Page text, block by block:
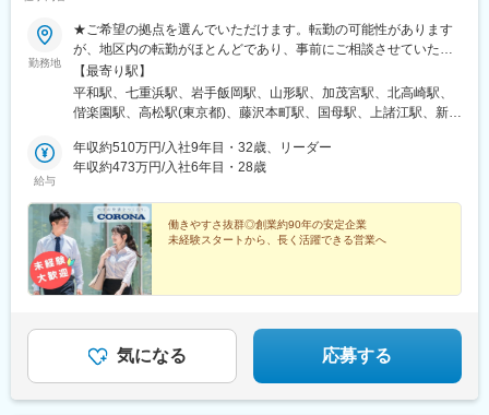
勤務地
★ご希望の拠点を選んでいただけます。転勤の可能性があります
が、地区内の転勤がほとんどであり、事前にご相談させていただ
きます。＜北海道地区＞・北海道／札幌市・函館市＜北東北地区
＞・岩手県／盛岡市・山形県／山形市＜関東地区＞・埼玉県／さ
いたま市・群馬県／高崎市・茨城県／水戸市・東京都／立川市・
県／金沢市・富山県／富山市・福井県／福井市・長野県／松本
市・長野市＜東海地区＞・愛知県／名古屋市・静岡県／静岡市・
田市・香川県／高松市・滋賀県／大津市・兵庫県／神戸市・京都
府／福知山市＜中国地区＞・広島県／広島市・岡山県／岡山市・
山口県／周南市＜九州地区＞・鹿児島県／鹿児島市・熊本県／熊
本市・宮崎県／宮崎市※受動喫煙防止対策：屋内全面分煙（屋外喫
煙可能場所あり）
【最寄り駅】
平和駅、七重浜駅、岩手飯岡駅、山形駅、加茂宮駅、北高崎駅、
偕楽園駅、高松駅(東京都)、藤沢本町駅、国母駅、上諸江駅、新庄
町駅、西岐阜駅、高茶屋駅、南吹田駅、栗林公園駅、上栄町駅、
西明石駅、福知山市民病院口駅、下祇園駅、備前西市駅、徳山
駅、大津駅、びわ湖浜大津駅
給与
年収約510万円/入社9年目・32歳、リーダー
年収約473万円/入社6年目・28歳
働きやすさ抜群◎創業約90年の安定企業
未経験スタートから、長く活躍できる営業へ
気になる 応募する